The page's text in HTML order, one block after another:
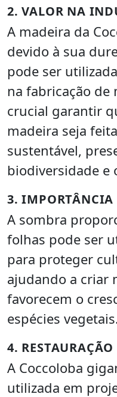
2. VALOR NA
A madeira da
devido à sua
pode ser
na fabricação de
crucial garantir
madeira seja
sustentável,
biodiversidade e
3. IMPORTÂNCIA
A sombra
folhas pode ser
para proteger
ajudando a criar
favorecem o
espécies
4.
A Coccoloba
utilizada em